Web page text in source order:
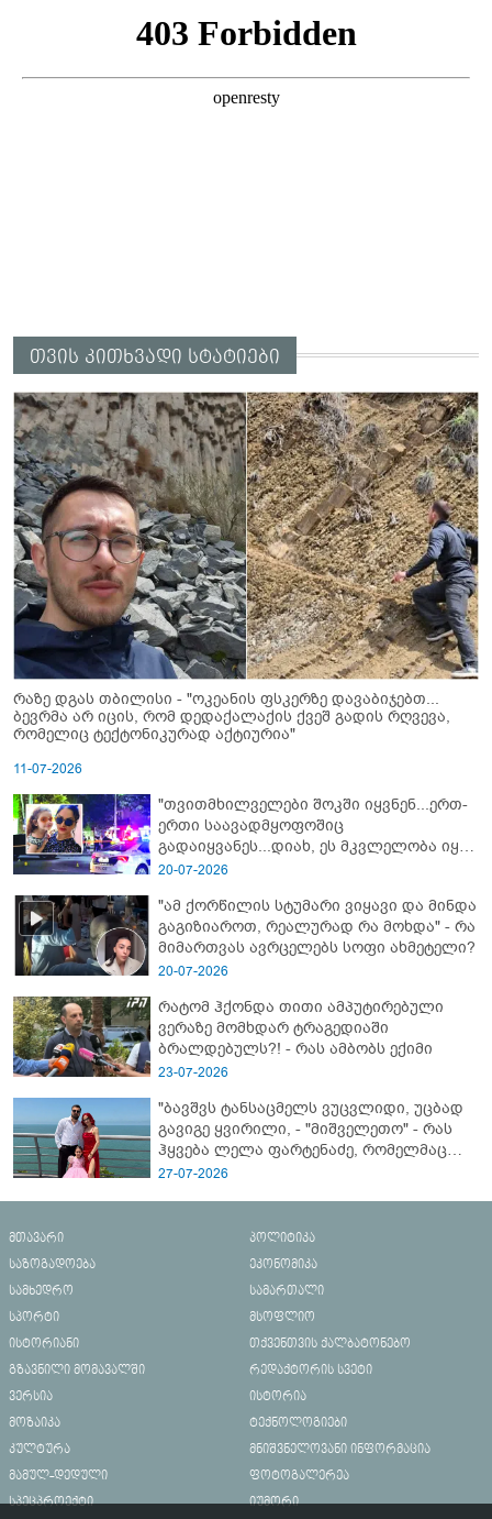
თვის კითხვადი სტატიები
რაზე დგას თბილისი - "ოკეანის ფსკერზე დავაბიჯებთ...
ბევრმა არ იცის, რომ დედაქალაქის ქვეშ გადის რღვევა,
რომელიც ტექტონიკურად აქტიურია"
11-07-2026
"თვითმხილველები შოკში იყვნენ...ერთ-
ერთი საავადმყოფოშიც
გადაიყვანეს...დიახ, ეს მკვლელობა იყო"
- გორში დატრიალებული ტრაგედიის
20-07-2026
"ამ ქორწილის სტუმარი ვიყავი და მინდა
გაგიზიაროთ, რეალურად რა მოხდა" - რა
მიმართვას ავრცელებს სოფი ახმეტელი?
20-07-2026
რატომ ჰქონდა თითი ამპუტირებული
ვერაზე მომხდარ ტრაგედიაში
ბრალდებულს?! - რას ამბობს ექიმი
23-07-2026
"ბავშვს ტანსაცმელს ვუცვლიდი, უცბად
გავიგე ყვირილი, - "მიშველეთო" - რას
ჰყვება ლელა ფარტენაძე, რომელმაც
ბათუმში 16 წლის ბიჭი ზღვაში
27-07-2026
მთავარი
პოლიტიკა
საზოგადოება
ეკონომიკა
სამხედრო
სამართალი
სპორტი
მსოფლიო
ისტორიანი
თქვენთვის ქალბატონებო
გზავნილი მომავალში
რედაქტორის სვეტი
ვერსია
ისტორია
მოზაიკა
ტექნოლოგიები
კულტურა
მნიშვნელოვანი ინფორმაცია
მამულ-დედული
ფოტოგალერეა
სპეცპროექტი
იუმორი